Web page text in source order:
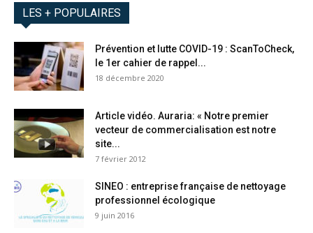
LES + POPULAIRES
Prévention et lutte COVID-19 : ScanToCheck,
le 1er cahier de rappel...
18 décembre 2020
Article vidéo. Auraria: « Notre premier
vecteur de commercialisation est notre
site...
7 février 2012
SINEO : entreprise française de nettoyage
professionnel écologique
9 juin 2016